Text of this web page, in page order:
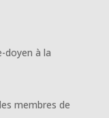
doyen à la
membres de